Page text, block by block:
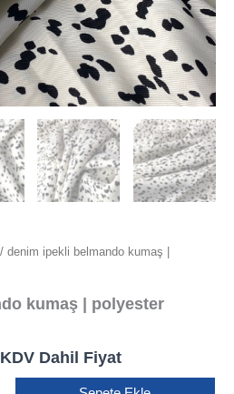
/ denim ipekli belmando kumaş |
kumaş | polyester
KDV Dahil Fiyat